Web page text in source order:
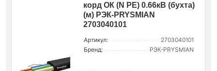
корд ОК (N PE) 0.66кВ (бухта)
(м) РЭК-PRYSMIAN
2703040101
Артикул:
2703040101
Бренд:
РЭК-PRYSMIAN